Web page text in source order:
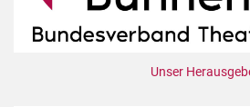
Unser